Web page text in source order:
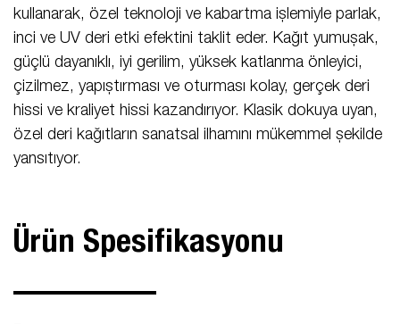
kullanarak, özel teknoloji ve kabartma işlemiyle parlak,
inci ve UV deri etki efektini taklit eder. Kağıt yumuşak,
güçlü dayanıklı, iyi gerilim, yüksek katlanma önleyici,
çizilmez, yapıştırması ve oturması kolay, gerçek deri
hissi ve kraliyet hissi kazandırıyor. Klasik dokuya uyan,
özel deri kağıtların sanatsal ilhamını mükemmel şekilde
yansıtıyor.
Ürün Spesifikasyonu